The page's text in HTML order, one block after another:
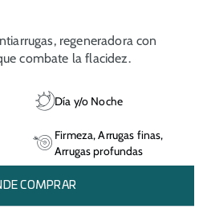
regeneradora con
combate la flacidez.
Día y/o Noche
Firmeza, Arrugas finas,
Arrugas profundas
COMPRAR